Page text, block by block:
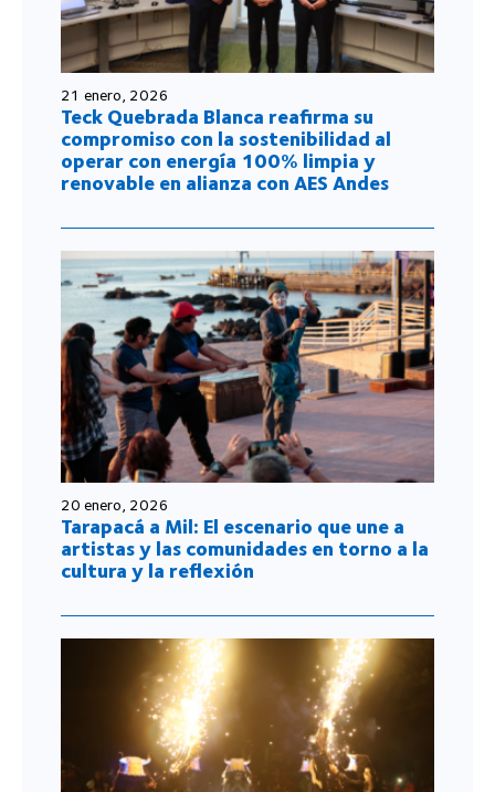
21 enero, 2026
Teck Quebrada Blanca reafirma su
compromiso con la sostenibilidad al
operar con energía 100% limpia y
renovable en alianza con AES Andes
20 enero, 2026
Tarapacá a Mil: El escenario que une a
artistas y las comunidades en torno a la
cultura y la reflexión